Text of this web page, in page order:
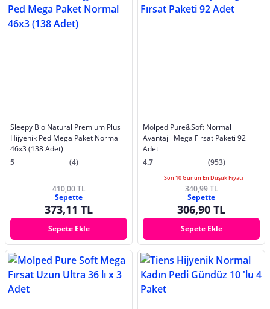
Sleepy Bio Natural Premium Plus
Hijyenik Ped Mega Paket Normal
46x3 (138 Adet)
5
(4)
410,00 TL
Sepette
373,11 TL
Sepete Ekle
Molped Pure&Soft Normal
Avantajlı Mega Fırsat Paketi 92
Adet
4.7
(953)
Son 10 Günün En Düşük Fiyatı
340,99 TL
Sepette
306,90 TL
Sepete Ekle